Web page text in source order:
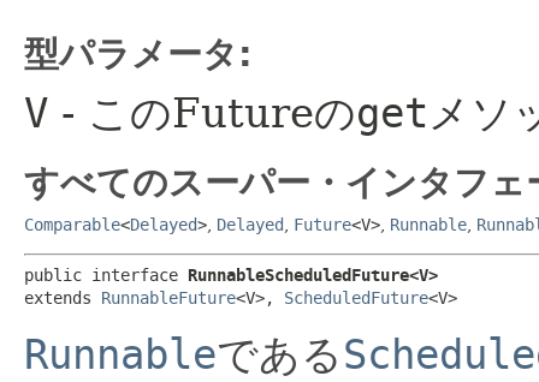
型パラメータ:
V - このFutureのgetメソ
すべてのスーパー・インタフェ
Comparable<Delayed> Delayed Future<V> Runnable
public interface RunnableScheduledFuture<V>
extends RunnableFuture<V>, ScheduledFuture<V>
Runnableである